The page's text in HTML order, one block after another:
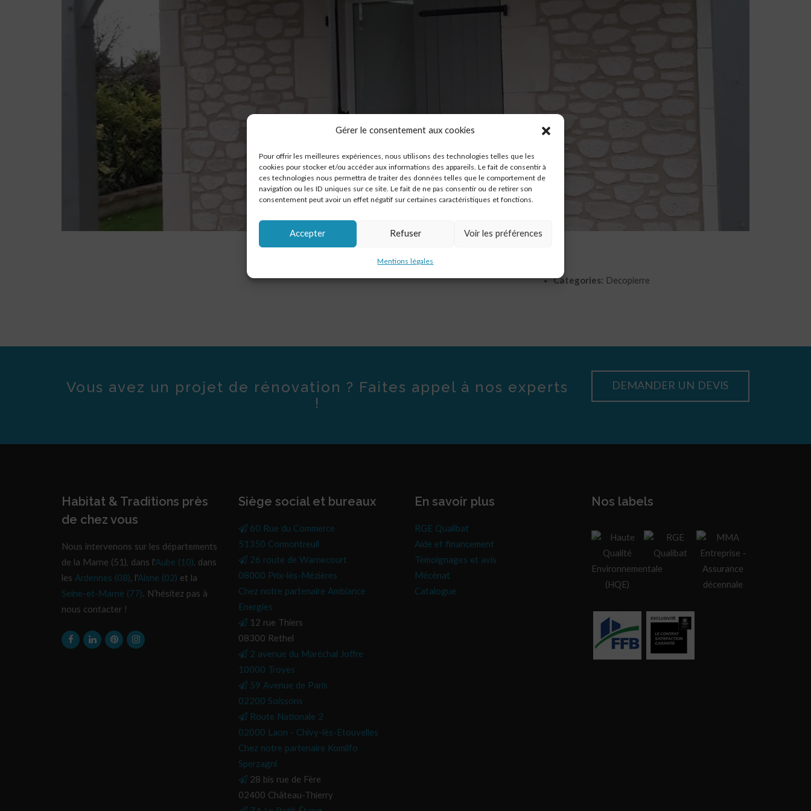
Gérer le consentement aux cookies
Pour offrir les meilleures expériences, nous utilisons des technologies telles que les
cookies pour stocker et/ou accéder aux informations des appareils. Le fait de consentir à
ces technologies nous permettra de traiter des données telles que le comportement de
navigation ou les ID uniques sur ce site. Le fait de ne pas consentir ou de retirer son
consentement peut avoir un effet négatif sur certaines caractéristiques et fonctions.
Accepter Refuser Voir les préférences
Mentions légales
Categories: Decopierre
Vous avez un projet de rénovation ? Faites appel à nos experts
!
DEMANDER UN DEVIS
Habitat & Traditions près
de chez vous
Nous intervenons sur les départements
de la Marne (51), dans l'Aube (10), dans
les Ardennes (08), l'Aisne (02) et la
Seine-et-Marne (77). N’hésitez pas à
nous contacter !
Siège social et bureaux
60 Rue du Commerce
51350 Cormontreuil
26 route de Warnecourt
08000 Prix-lès-Mézières
Chez notre partenaire Ambiance
Energies
12 rue Thiers
08300 Rethel
2 avenue du Maréchal Joffre
10000 Troyes
59 Avenue de Paris
02200 Soissons
Route Nationale 2
02000 Laon - Chivy-lès-Etouvelles
Chez notre partenaire Komilfo
Sperzagni
28 bis rue de Fère
02400 Château-Thierry
En savoir plus
RGE Qualibat
Aide et financement
Témoignages et avis
Mécénat
Catalogue
Nos labels